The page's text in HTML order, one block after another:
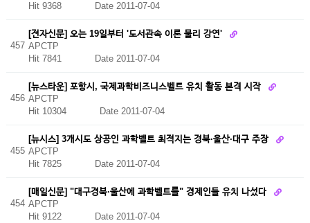
Hit 9368
Date 2011-07-04
457
[전자신문] 오는 19일부터 '도서관속 이론 물리 강연'
APCTP
Hit 7841
Date 2011-07-04
456
[뉴스타운] 포항시, 국제과학비즈니스벨트 유치 활동 본격 시작
APCTP
Hit 10304
Date 2011-07-04
455
[뉴시스] 3개시도 상공인 과학벨트 최적지는 경북·울산·대구 주장
APCTP
Hit 7825
Date 2011-07-04
454
[매일신문] "대구경북·울산에 과학벨트를" 경제인들 유치 나섰다
APCTP
Hit 9122
Date 2011-07-04